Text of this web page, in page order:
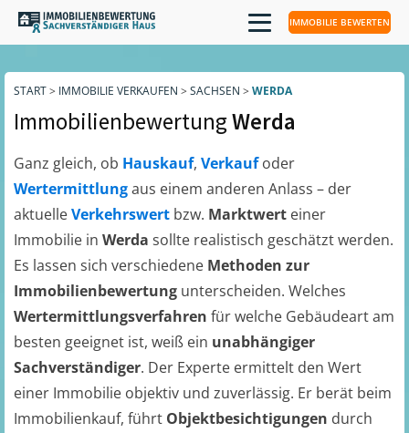
IMMOBILIE BEWERTEN
START> IMMOBILIE VERKAUFEN > SACHSEN > WERDA
ImmobilienbewertungWerda
Ganz gleich, ob Hauskauf, Verkaufoder
Wertermittlungaus einem anderen Anlass – der
aktuelleVerkehrswert bzw. Marktwert einer
Immobilie in Werda sollte realistisch geschätzt werden.
Es lassen sich verschiedene Methoden zur
Immobilienbewertung unterscheiden. Welches
Wertermittlungsverfahren für welche Gebäudeart am
besten geeignet ist, weiß ein unabhängiger
Sachverständiger. Der Experte ermittelt den Wert
einer Immobilie objektiv und zuverlässig. Er berät beim
Immobilienkauf, führt Objektbesichtigungen durch